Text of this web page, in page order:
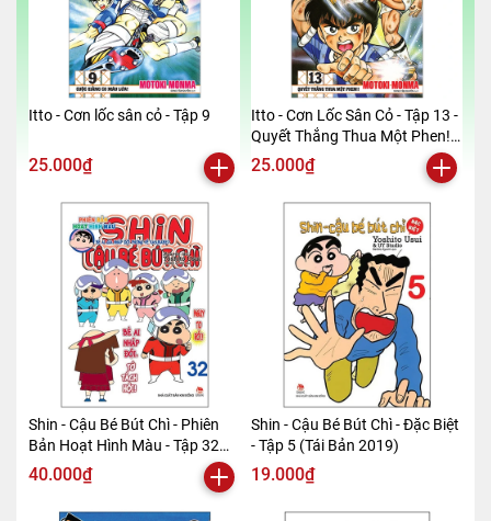
Itto - Cơn lốc sân cỏ - Tập 9
25.000₫
Itto - Cơn Lốc Sân Cỏ - Tập 13 -
Quyết Thắng Thua Một Phen!!
(Tái Bản 2024)
25.000₫
Shin - Cậu Bé Bút Chì - Phiên
Bản Hoạt Hình Màu - Tập 32
(Tái Bản 2019)
40.000₫
Shin - Cậu Bé Bút Chì - Đặc Biệt
- Tập 5 (Tái Bản 2019)
19.000₫